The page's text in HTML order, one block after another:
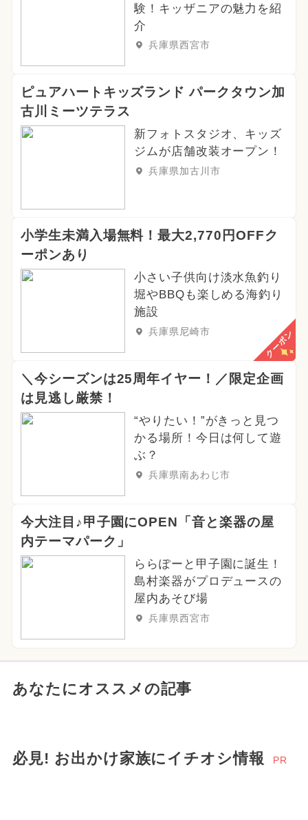
験！キッザニアの魅力を紹
介
兵庫県西宮市
ピュアハートキッズランド パークタウン加
古川ミーツテラス
新フォトスタジオ、キッズ
ジムが店舗改装オープン！
兵庫県加古川市
小学生未満入場無料！最大2,770円OFFク
ーポンあり
小さい子供向け淡水魚釣り
堀やBBQも楽しめる海釣り
施設
兵庫県尼崎市 クーポン
＼今シーズンは25周年イヤー！／限定企画
は見逃し厳禁！
“やりたい！”がきっと見つ
かる場所！今日は何して遊
ぶ？
兵庫県南あわじ市
今大注目♪甲子園にOPEN「音と楽器の屋
内テーマパーク」
ららぽーと甲子園に誕生！
島村楽器がプロデュースの
屋内あそび場
兵庫県西宮市
あなたにオススメの記事
必見! お出かけ家族にイチオシ情報 PR